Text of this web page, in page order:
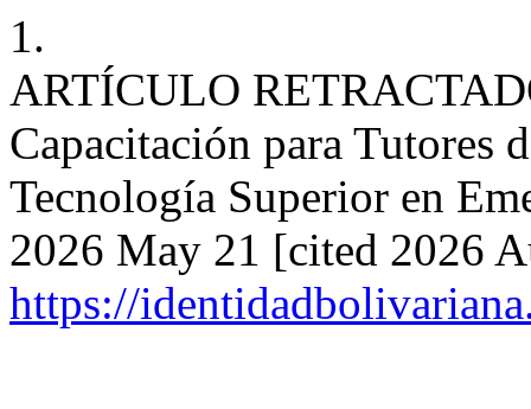
1.
ARTÍCULO
Capacitación para Tutores
Tecnología Superior en
2026 May 21 [cited 2026
https://